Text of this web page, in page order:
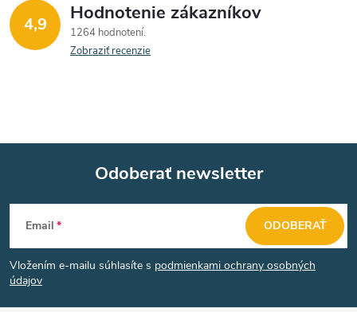
4,9 Hodnotenie zákazníkov
1264 hodnotení
Zobraziť recenzie
Z
á
p
Odoberať newsletter
Email
Vložením e-mailu súhlasíte s podmienkami ochrany osobných
údajov
ODOBERAŤ